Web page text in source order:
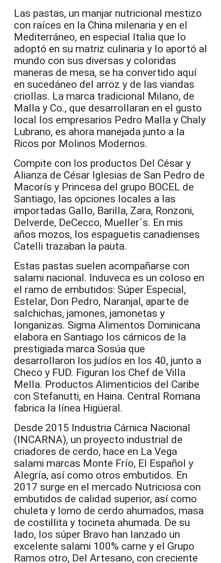
Las pastas, un manjar nutricional mestizo
con raíces en la China milenaria y en el
Mediterráneo, en especial Italia que lo
adoptó en su matriz culinaria y lo aportó al
mundo con sus diversas y coloridas
maneras de mesa, se ha convertido aquí
en sucedáneo del arroz y de las viandas
criollas. La marca tradicional Milano, de
Malla y Co., que desarrollaran en el gusto
local los empresarios Pedro Malla y Chaly
Lubrano, es ahora manejada junto a la
Ricos por Molinos Modernos.
Compite con los productos Del César y
Alianza de César Iglesias de San Pedro de
Macorís y Princesa del grupo BOCEL de
Santiago, las opciones locales a las
importadas Gallo, Barilla, Zara, Ronzoni,
Delverde, DeCecco, Mueller´s. En mis
años mozos, los espaguetis canadienses
Catelli trazaban la pauta.
Estas pastas suelen acompañarse con
salami nacional. Induveca es un coloso en
el ramo de embutidos: Súper Especial,
Estelar, Don Pedro, Naranjal, aparte de
salchichas, jamones, jamonetas y
longanizas. Sigma Alimentos Dominicana
elabora en Santiago los cárnicos de la
prestigiada marca Sosúa que
desarrollaron los judíos en los 40, junto a
Checo y FUD. Figuran los Chef de Villa
Mella. Productos Alimenticios del Caribe
con Stefanutti, en Haina. Central Romana
fabrica la línea Higüeral.
Desde 2015 Industria Cárnica Nacional
(INCARNA), un proyecto industrial de
criadores de cerdo, hace en La Vega
salami marcas Monte Frío, El Español y
Alegría, así como otros embutidos. En
2017 surge en el mercado Nutriciosa con
embutidos de calidad superior, así como
chuleta y lomo de cerdo ahumados, masa
de costillita y tocineta ahumada. De su
lado, los súper Bravo han lanzado un
excelente salami 100% carne y el Grupo
Ramos otro, Del Artesano, con creciente